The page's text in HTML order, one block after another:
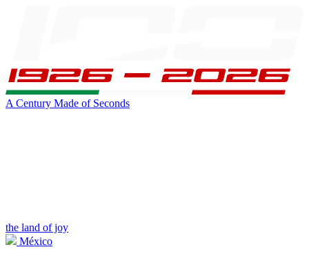
A Century Made of Seconds
the land of joy
México